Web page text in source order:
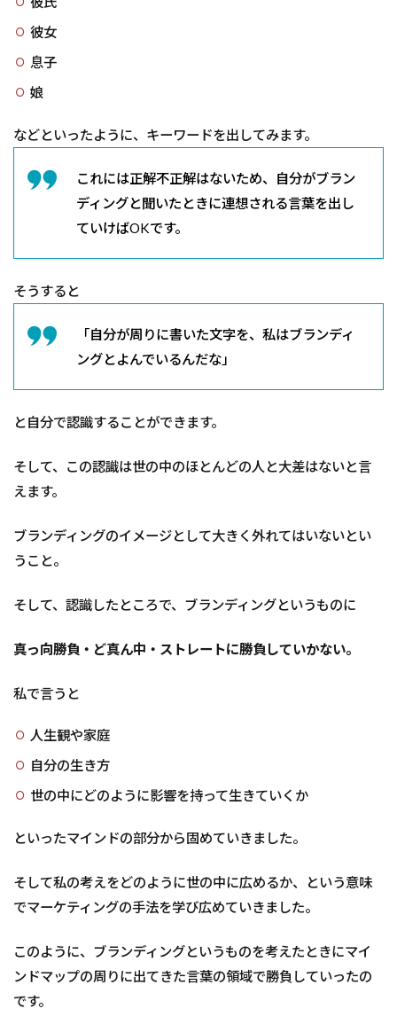
彼女
息子
娘
などといったように、キーワードを出してみます。
これには正解不正解はないため、自分がブラン
ディングと聞いたときに連想される言葉を出し
ていけばOKです。
そうすると
「自分が周りに書いた文字を、私はブランディ
ングとよんでいるんだな」
と自分で認識することができます。
そして、この認識は世の中のほとんどの人と大差はないと言
えます。
ブランディングのイメージとして大きく外れてはいないとい
うこと。
そして、認識したところで、ブランディングというものに
真っ向勝負・ど真ん中・ストレートに勝負していかない。
私で言うと
人生観や家庭
自分の生き方
世の中にどのように影響を持って生きていくか
といったマインドの部分から固めていきました。
そして私の考えをどのように世の中に広めるか、という意味
でマーケティングの手法を学び広めていきました。
このように、ブランディングというものを考えたときにマイ
ンドマップの周りに出てきた言葉の領域で勝負していったの
です。